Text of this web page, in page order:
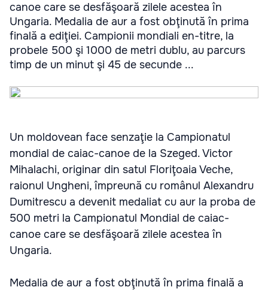
canoe care se desfăşoară zilele acestea în
Ungaria. Medalia de aur a fost obţinută în prima
finală a ediţiei. Campionii mondiali en-titre, la
probele 500 şi 1000 de metri dublu, au parcurs
timp de un minut şi 45 de secunde ...
Un moldovean face senzaţie la Campionatul
mondial de caiac-canoe de la Szeged. Victor
Mihalachi, originar din satul Floriţoaia Veche,
raionul Ungheni, împreună cu românul Alexandru
Dumitrescu a devenit medaliat cu aur la proba de
500 metri la Campionatul Mondial de caiac-
canoe care se desfăşoară zilele acestea în
Ungaria.
Medalia de aur a fost obţinută în prima finală a